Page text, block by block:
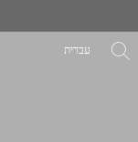
إلى
بحث עברית